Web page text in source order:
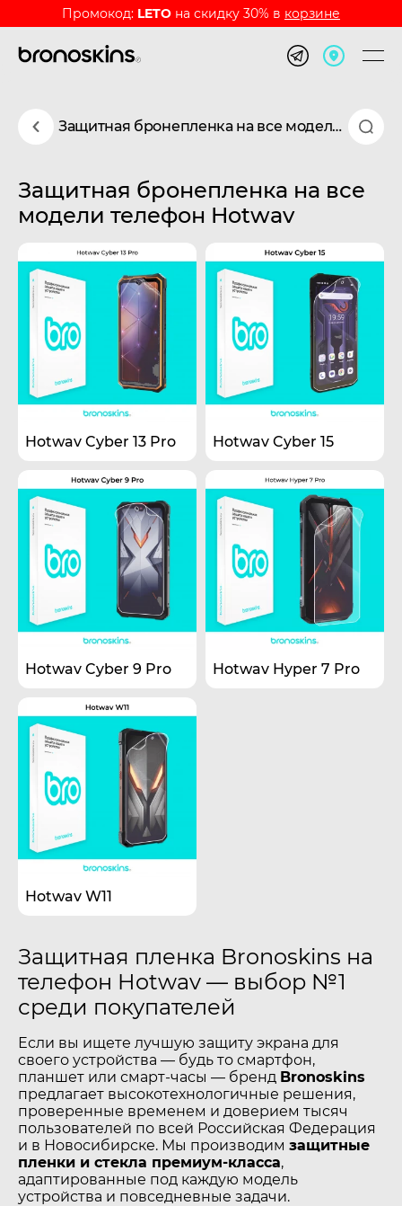
Промокод: LETO на скидку 30% в корзине
Защитная бронепленка на все модели телефон Hotwav
Защитная бронепленка на все
модели телефон Hotwav
Hotwav Cyber 13 Pro Hotwav Cyber 15
Hotwav Cyber 9 Pro Hotwav Hyper 7 Pro
Hotwav W11
Защитная пленка Bronoskins на
телефон Hotwav — выбор №1
среди покупателей
Если вы ищете лучшую защиту экрана для
своего устройства — будь то смартфон,
планшет или смарт-часы — бренд Bronoskins
предлагает высокотехнологичные решения,
проверенные временем и доверием тысяч
пользователей по всей Российская Федерация
и в Новосибирске. Мы производим защитные
пленки и стекла премиум-класса,
адаптированные под каждую модель
устройства и повседневные задачи.